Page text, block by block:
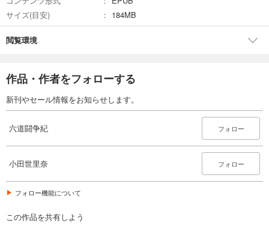
サイズ(目安)
184MB
閲覧環境
作品・作者をフォローする
新刊やセール情報をお知らせします。
六道闘争紀 フォロー
小田世里奈 フォロー
フォロー機能について
この作品を共有しよう